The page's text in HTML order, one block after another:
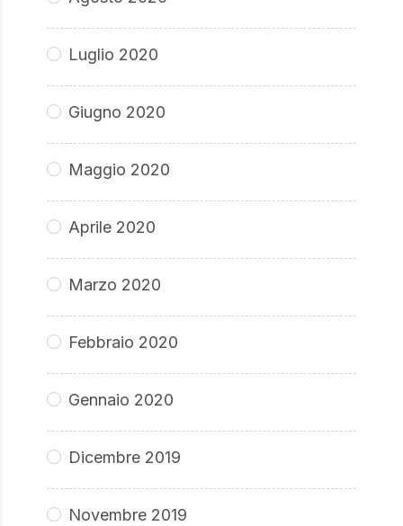
Luglio 2020
Giugno 2020
Maggio 2020
Aprile 2020
Marzo 2020
Febbraio 2020
Gennaio 2020
Dicembre 2019
Novembre 2019